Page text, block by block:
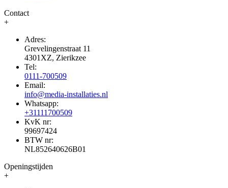
Contact
+
Adres:
Grevelingenstraat 11
4301XZ, Zierikzee
Tel:
0111-700509
Email:
info@media-installaties.nl
Whatsapp:
+31111700509
KvK nr:
99697424
BTW nr:
NL852640626B01
Openingstijden
+